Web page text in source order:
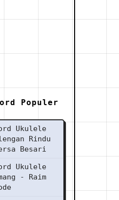
Populer
Ukulele
Rindu
Besari
Ukulele
- Raim